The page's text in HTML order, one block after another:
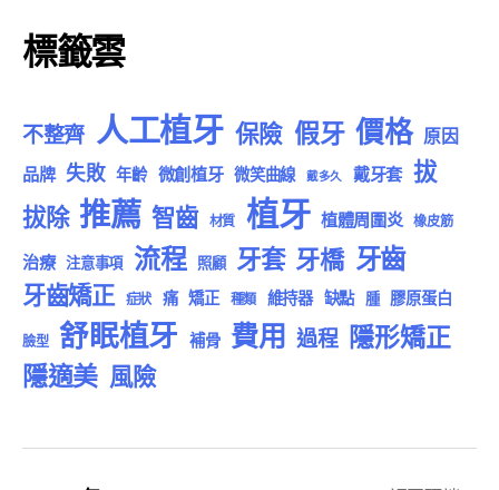
標籤雲
不整齊 人工植牙 保險 假牙 價格 原因
品牌 失敗 年齡 微創植牙 微笑曲線 戴多久 戴牙套 拔
拔除 推薦 智齒 材質 植牙 植體周圍炎 橡皮筋
治療 注意事項 流程 照顧 牙套 牙橋 牙齒
牙齒矯正 症狀 痛 矯正 種類 維持器 缺點 腫 膠原蛋白
臉型 舒眠植牙 補骨 費用 過程 隱形矯正
隱適美 風險